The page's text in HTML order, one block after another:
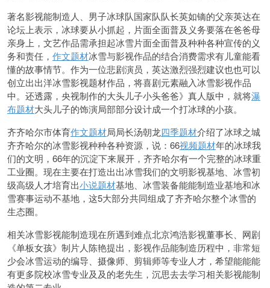
著名影视能制造人、男子冰球队国家队队长英如镝的父亲英达在
论坛上表示，冰球要从小抓起，片面全面普及义务要落在爸爸母
亲身上，文艺作品需承担起冰雪片面全面普及种种各种宣传的义
务和责任， 作文题材冰雪与影视作品的结合消费需求有儿童能看
懂的故事情节。作为一位悲剧演员，英达激烈强烈建议也也可以
创立出出洋冰雪影视题材作品，将喜剧元素融入冰雪影视作品
中。还透露，央视制作的大头儿子小头爸爸》真人版中，就将瀑
布题材大头儿子的饰演局部部分设计成一个打冰球的小孩。
齐齐哈尔市体育作文题材局局长汤朝龙四季题材介绍了冰球之城
齐齐哈尔的冰雪影视种种各种资源，说：66视频题材年的冰球我
们的文明，66年的沉淀下来展开，齐齐哈尔有一个完整的冰球重
工业圈。现在主要在打造出出冰雪我们的文明影视基地、冰雪初
级高级人才培育出小说题材基地、冰雪装备能能制造业基地和冰
雪赛事运动不基地，这5大部分共同组成了齐齐哈尔整个冰雪的
生态圈。
相关冰雪影视能制造现在所遇到难点北京鸿浩影视董事长、网剧
《单板女孩》制片人陈艳提出，影视作品能制造历程中，非常短
少会冰雪运动的编导、摄像师、剪辑师等专业人才，希望能能能
有更多院校冰雪专业及及的老先生，沉思去去学习相关影视能制